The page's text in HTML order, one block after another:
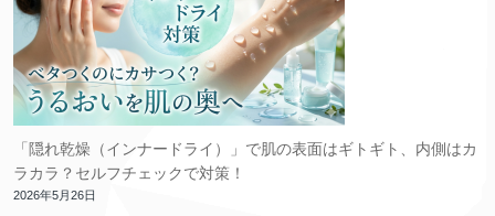
「隠れ乾燥（インナードライ）」で肌の表面はギトギト、内側はカ
ラカラ？セルフチェックで対策！
2026年5月26日